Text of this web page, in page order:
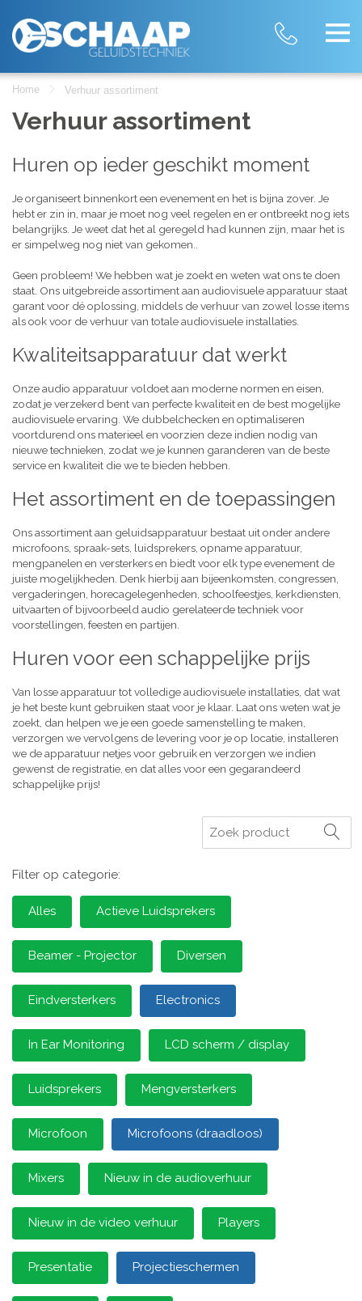
Home Verhuur assortiment
Verhuur assortiment
Huren op ieder geschikt moment
Je organiseert binnenkort een evenement en het is bijna zover. Je
hebt er zin in, maar je moet nog veel regelen en er ontbreekt nog iets
belangrijks. Je weet dat het al geregeld had kunnen zijn, maar het is
er simpelweg nog niet van gekomen..
Geen probleem! We hebben wat je zoekt en weten wat ons te doen
staat. Ons uitgebreide assortiment aan audiovisuele apparatuur staat
garant voor dé oplossing, middels de verhuur van zowel losse items
als ook voor de verhuur van totale audiovisuele installaties.
Kwaliteitsapparatuur dat werkt
Onze audio apparatuur voldoet aan moderne normen en eisen,
zodat je verzekerd bent van perfecte kwaliteit en de best mogelijke
audiovisuele ervaring. We dubbelchecken en optimaliseren
voortdurend ons materieel en voorzien deze indien nodig van
nieuwe technieken, zodat we je kunnen garanderen van de beste
service en kwaliteit die we te bieden hebben.
Het assortiment en de toepassingen
Ons assortiment aan geluidsapparatuur bestaat uit onder andere
microfoons, spraak-sets, luidsprekers, opname apparatuur,
mengpanelen en versterkers en biedt voor elk type evenement de
juiste mogelijkheden. Denk hierbij aan bijeenkomsten, congressen,
vergaderingen, horecagelegenheden, schoolfeestjes, kerkdiensten,
uitvaarten of bijvoorbeeld audio gerelateerde techniek voor
voorstellingen, feesten en partijen.
Huren voor een schappelijke prijs
Van losse apparatuur tot volledige audiovisuele installaties, dat wat
je het beste kunt gebruiken staat voor je klaar. Laat ons weten wat je
zoekt, dan helpen we je een goede samenstelling te maken,
verzorgen we vervolgens de levering voor je op locatie, installeren
we de apparatuur netjes voor gebruik en verzorgen we indien
gewenst de registratie, en dat alles voor een gegarandeerd
schappelijke prijs!
Zoeken
Filter op categorie:
Alles Actieve Luidsprekers
Beamer - Projector Diversen
Eindversterkers Electronics
In Ear Monitoring LCD scherm / display
Luidsprekers Mengversterkers
Microfoon Microfoons (draadloos)
Mixers Nieuw in de audioverhuur
Nieuw in de video verhuur Players
Presentatie Projectieschermen